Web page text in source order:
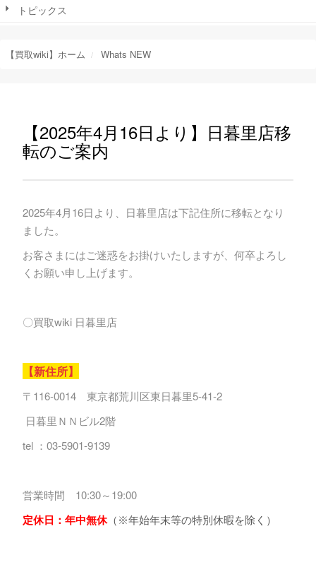
トピックス
【買取wiki】ホーム Whats NEW
【2025年4月16日より】日暮里店移
転のご案内
2025年4月16日より、日暮里店は下記住所に移転となり
ました。
お客さまにはご迷惑をお掛けいたしますが、何卒よろし
くお願い申し上げます。
〇買取wiki 日暮里店
【新住所】
〒116-0014 東京都荒川区東日暮里5-41-2
日暮里ＮＮビル2階
tel ：03-5901-9139
営業時間 10:30～19:00
定休日：年中無休（※年始年末等の特別休暇を除く）